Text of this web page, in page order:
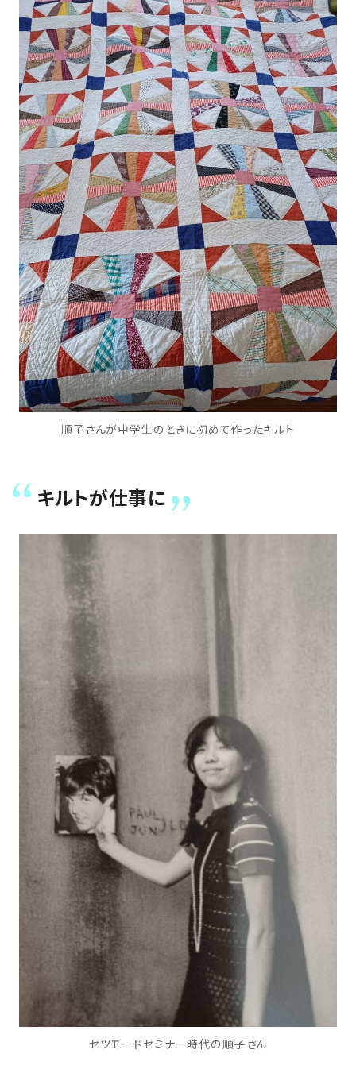
順子さんが中学生のときに初めて作ったキルト
キルトが仕事に
セツモードセミナー時代の順子さん